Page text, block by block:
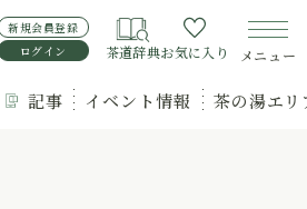
新規会員登録
ログイン
茶道辞典お気に入り メニュー
記事 イベント情報 茶の湯エ